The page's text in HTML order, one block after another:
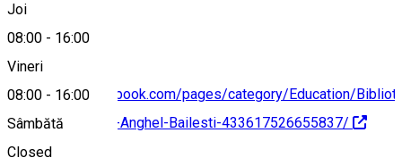
Joi
08:00 - 16:00
Vineri
08:00 - 16:00
Sâmbătă
Closed
https://www.facebook.com/pages/category/Education/
Municipala-Petre-Anghel-Bailesti-433617526655837/